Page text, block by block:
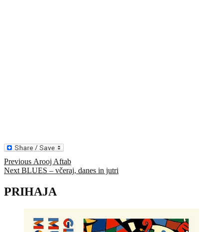
Navigacija
prispevka
Previous Previous
post:
Arooj Aftab
Next Next
BLUES – včeraj, danes in jutri
PRIHAJA